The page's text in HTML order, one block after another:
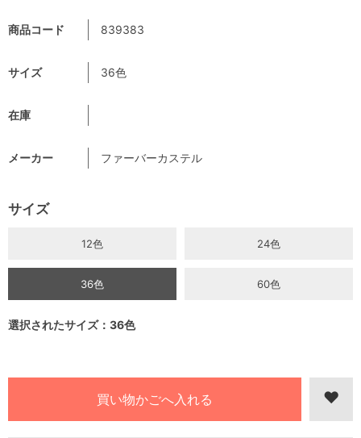
商品コード 839383
サイズ 36色
在庫
メーカー ファーバーカステル
サイズ
12色 24色
36色 60色
選択されたサイズ：36色